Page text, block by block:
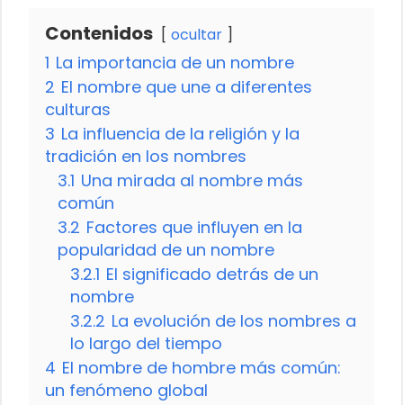
Contenidos ocultar
1 La importancia de un nombre
2 El nombre que une a diferentes
culturas
3 La influencia de la religión y la
tradición en los nombres
3.1 Una mirada al nombre más
común
3.2 Factores que influyen en la
popularidad de un nombre
3.2.1 El significado detrás de un
nombre
3.2.2 La evolución de los nombres a
lo largo del tiempo
4 El nombre de hombre más común:
un fenómeno global